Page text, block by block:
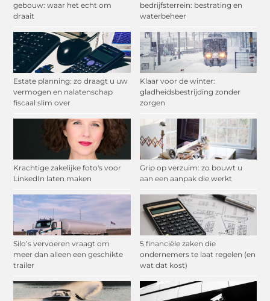
gebouw: waar het echt om
draait
bedrijfsterrein: bestrating en
waterbeheer
Estate planning: zo draagt u uw
vermogen en nalatenschap
fiscaal slim over
Klaar voor de winter:
gladheidsbestrijding zonder
zorgen
Krachtige zakelijke foto's voor
LinkedIn laten maken
Grip op verzuim: zo bouwt u
aan een aanpak die werkt
Silo’s vervoeren vraagt om
meer dan alleen een geschikte
trailer
5 financiële zaken die
ondernemers te laat regelen (en
wat dat kost)